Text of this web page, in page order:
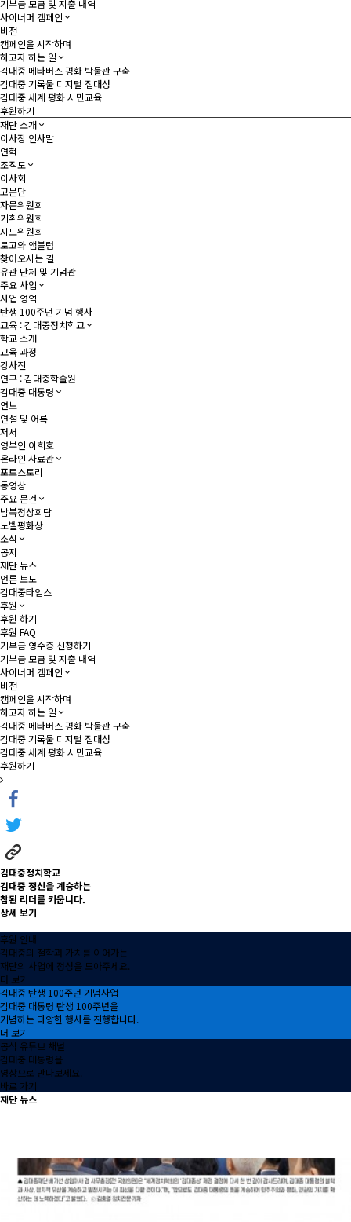
기부금 모금 및 지출 내역
사이너머 캠페인
비전
캠페인을 시작하며
하고자 하는 일
김대중 메타버스 평화 박물관 구축
김대중 기록물 디지털 집대성
김대중 세계 평화 시민교육
후원하기
재단 소개
이사장 인사말
연혁
조직도
이사회
고문단
자문위원회
기획위원회
지도위원회
로고와 앰블럼
찾아오시는 길
유관 단체 및 기념관
주요 사업
사업 영역
탄생 100주년 기념 행사
교육 : 김대중정치학교
학교 소개
교육 과정
강사진
연구 : 김대중학술원
김대중 대통령
연보
연설 및 어록
저서
영부인 이희호
온라인 사료관
포토스토리
동영상
주요 문건
남북정상회담
노벨평화상
소식
공지
재단 뉴스
언론 보도
김대중타임스
후원
후원 하기
후원 FAQ
기부금 영수증 신청하기
기부금 모금 및 지출 내역
사이너머 캠페인
비전
캠페인을 시작하며
하고자 하는 일
김대중 메타버스 평화 박물관 구축
김대중 기록물 디지털 집대성
김대중 세계 평화 시민교육
후원하기
김대중정치학교
김대중 정신을 계승하는
참된 리더를 키웁니다.
상세 보기
후원 안내
김대중의 철학과 가치를 이어가는
재단의 사업에 정성을 모아주세요.
더 보기
김대중 탄생 100주년 기념사업
김대중 대통령 탄생 100주년을
기념하는 다양한 행사를 진행합니다.
더 보기
공식 유튜브 채널
김대중 대통령을
영상으로 만나보세요.
바로 가기
재단 뉴스